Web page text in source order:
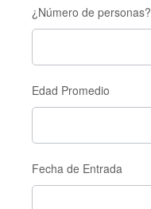
¿Número de personas?
Edad Promedio
Fecha de Entrada